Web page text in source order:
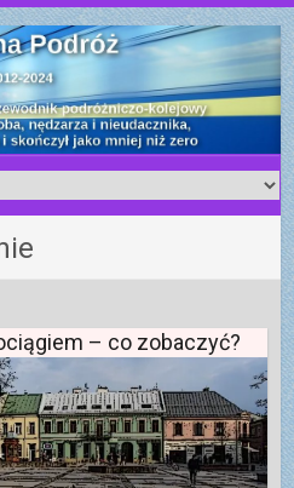
– co zobaczyć?